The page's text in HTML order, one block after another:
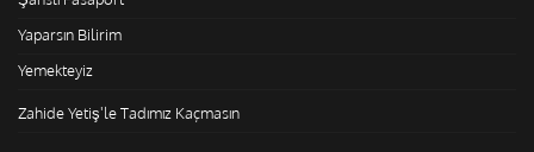
Yaparsın Bilirim
Yemekteyiz
Zahide Yetiş'le Tadımız Kaçmasın